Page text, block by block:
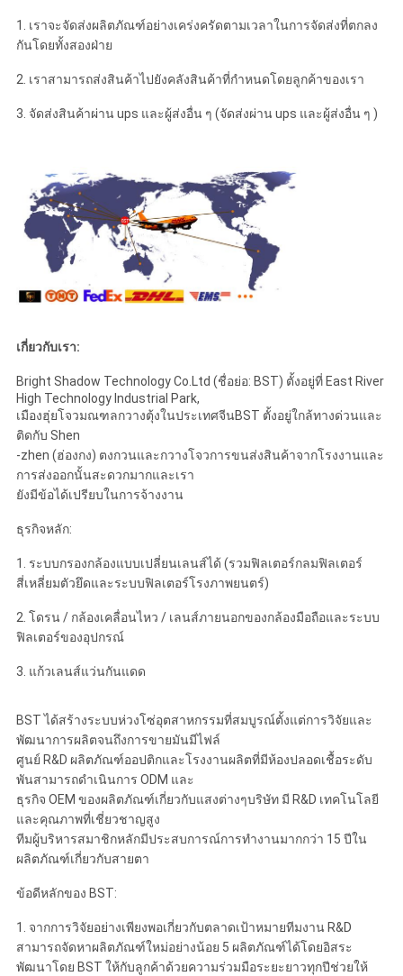
1. เราจะจัดส่งผลิตภัณฑ์อย่างเคร่งครัดตามเวลาในการจัดส่งที่ตกลง
กันโดยทั้งสองฝ่าย
2. เราสามารถส่งสินค้าไปยังคลังสินค้าที่กำหนดโดยลูกค้าของเรา
3. จัดส่งสินค้าผ่าน ups และผู้ส่งอื่น ๆ (จัดส่งผ่าน ups และผู้ส่งอื่น ๆ )
เกี่ยวกับเรา:
Bright Shadow Technology Co.Ltd (ชื่อย่อ: BST) ตั้งอยู่ที่ East River
High Technology Industrial Park,
เมืองฮุ่ยโจวมณฑลกวางตุ้งในประเทศจีนBST ตั้งอยู่ใกล้ทางด่วนและ
ติดกับ Shen
-zhen (ฮ่องกง) ตงกวนและกวางโจวการขนส่งสินค้าจากโรงงานและ
การส่งออกนั้นสะดวกมากและเรา
ยังมีข้อได้เปรียบในการจ้างงาน
ธุรกิจหลัก:
1. ระบบกรองกล้องแบบเปลี่ยนเลนส์ได้ (รวมฟิลเตอร์กลมฟิลเตอร์
สี่เหลี่ยมตัวยึดและระบบฟิลเตอร์โรงภาพยนตร์)
2. โดรน / กล้องเคลื่อนไหว / เลนส์ภายนอกของกล้องมือถือและระบบ
ฟิลเตอร์ของอุปกรณ์
3. แก้วเลนส์แว่นกันแดด
BST ได้สร้างระบบห่วงโซ่อุตสาหกรรมที่สมบูรณ์ตั้งแต่การวิจัยและ
พัฒนาการผลิตจนถึงการขายมันมีไฟล์
ศูนย์ R&D ผลิตภัณฑ์ออปติกและโรงงานผลิตที่มีห้องปลอดเชื้อระดับ
พันสามารถดำเนินการ ODM และ
ธุรกิจ OEM ของผลิตภัณฑ์เกี่ยวกับแสงต่างๆบริษัท มี R&D เทคโนโลยี
และคุณภาพที่เชี่ยวชาญสูง
ทีมผู้บริหารสมาชิกหลักมีประสบการณ์การทำงานมากกว่า 15 ปีใน
ผลิตภัณฑ์เกี่ยวกับสายตา
ข้อดีหลักของ BST:
1. จากการวิจัยอย่างเพียงพอเกี่ยวกับตลาดเป้าหมายทีมงาน R&D
สามารถจัดหาผลิตภัณฑ์ใหม่อย่างน้อย 5 ผลิตภัณฑ์ได้โดยอิสระ
พัฒนาโดย BST ให้กับลูกค้าด้วยความร่วมมือระยะยาวทุกปีช่วยให้